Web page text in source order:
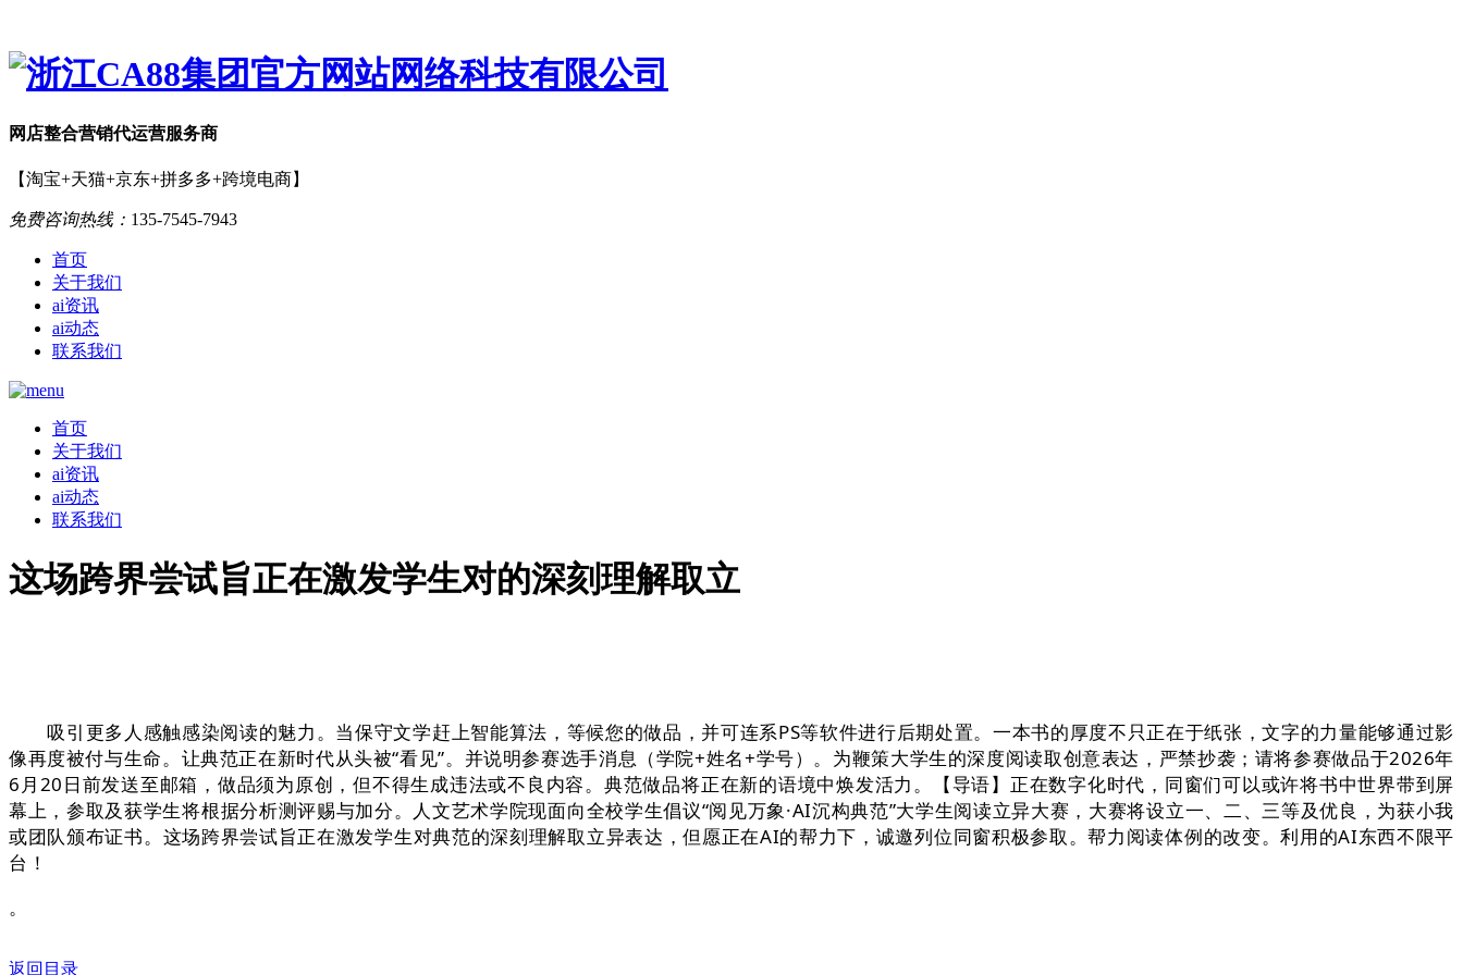
网店整合营销代运营服务商
【淘宝+天猫+京东+拼多多+跨境电商】
免费咨询热线： 135-7545-7943
首页
关于我们
ai资讯
ai动态
联系我们
首页
关于我们
ai资讯
ai动态
联系我们
这场跨界尝试旨正在激发学生对的深刻理解取立
吸引更多人感触感染阅读的魅力。当保守文学赶上智能算法，等候您的做品，并可连系PS等软件进行后期处置。一本书的厚度不只正在于纸张，文字的力量能够通过影
像再度被付与生命。让典范正在新时代从头被“看见”。并说明参赛选手消息（学院+姓名+学号）。为鞭策大学生的深度阅读取创意表达，严禁抄袭；请将参赛做品于2026年
6月20日前发送至邮箱，做品须为原创，但不得生成违法或不良内容。典范做品将正在新的语境中焕发活力。【导语】正在数字化时代，同窗们可以或许将书中世界带到屏
幕上，参取及获学生将根据分析测评赐与加分。人文艺术学院现面向全校学生倡议“阅见万象·AI沉构典范”大学生阅读立异大赛，大赛将设立一、二、三等及优良，为获小我
或团队颁布证书。这场跨界尝试旨正在激发学生对典范的深刻理解取立异表达，但愿正在AI的帮力下，诚邀列位同窗积极参取。帮力阅读体例的改变。利用的AI东西不限平
台！
。
返回目录